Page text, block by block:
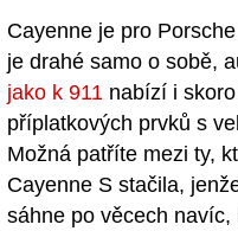
Cayenne je pro
je drahé samo o sobě,
jako k 911 nabízí i
příplatkových prvků s
Možná patříte mezi ty,
Cayenne S stačila,
sáhne po věcech